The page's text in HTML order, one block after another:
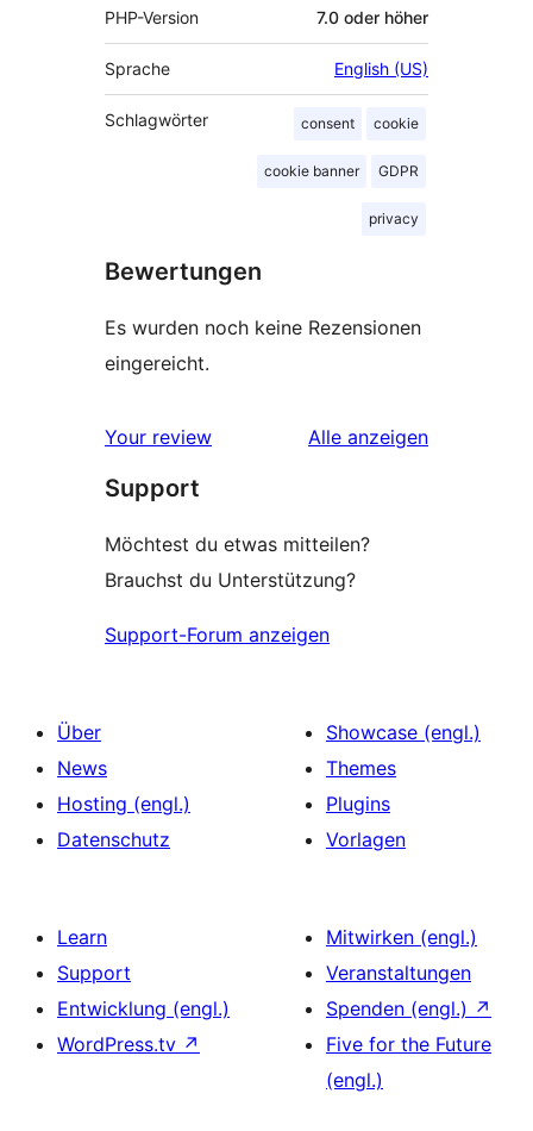
PHP-Version 7.0 oder höher
Sprache English (US)
Schlagwörter consent cookie
cookie banner GDPR
privacy
Bewertungen
Es wurden noch keine Rezensionen
eingereicht.
Your review Alle Rezensionen
anzeigen
Support
Möchtest du etwas mitteilen?
Brauchst du Unterstützung?
Support-Forum anzeigen
Über
News
Hosting (engl.)
Datenschutz
Showcase (engl.)
Themes
Plugins
Vorlagen
Learn
Support
Entwicklung (engl.)
WordPress.tv ↗
Mitwirken (engl.)
Veranstaltungen
Spenden (engl.) ↗
Five for the Future
(engl.)